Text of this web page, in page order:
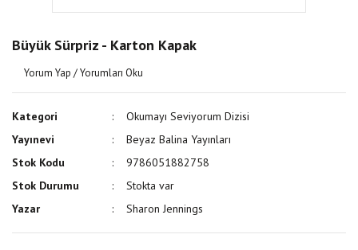
Büyük Sürpriz - Karton Kapak
Yorum Yap / Yorumları Oku
Kategori
Okumayı Seviyorum Dizisi
Yayınevi
Beyaz Balina Yayınları
Stok Kodu
9786051882758
Stok Durumu
Stokta var
Yazar
Sharon Jennings